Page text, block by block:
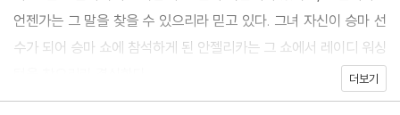
언젠가는 그 말을 찾을 수 있으리라 믿고 있다. 그녀 자신이 승마 선
수가 되어 승마 쇼에 참석하게 된 안젤리카는 그 쇼에서 레이디 워싱
더보기